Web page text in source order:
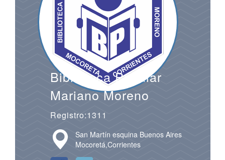
Biblioteca Popular
Mariano Moreno
Registro:1311
San Martín esquina Buenos Aires
Mocoretá,Corrientes